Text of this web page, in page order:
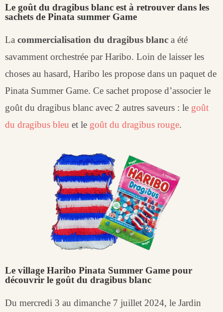
Le goût du dragibus blanc est à retrouver dans les
sachets de Pinata summer Game
La commercialisation du dragibus blanc a été
savamment orchestrée par Haribo. Loin de laisser les
choses au hasard, Haribo les propose dans un paquet de
Pinata Summer Game. Ce sachet propose d’associer le
goût du dragibus blanc avec 2 autres saveurs : le goût
du dragibus bleu et le goût du dragibus rouge.
Le village Haribo Pinata Summer Game pour
découvrir le goût du dragibus blanc
Du mercredi 3 au dimanche 7 juillet 2024, le Jardin